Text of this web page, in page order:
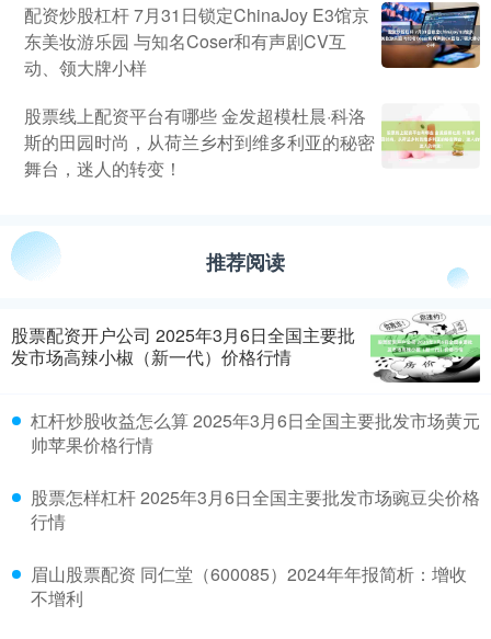
配资炒股杠杆 7月31日锁定ChinaJoy E3馆京
东美妆游乐园 与知名Coser和有声剧CV互
动、领大牌小样
股票线上配资平台有哪些 金发超模杜晨·科洛
斯的田园时尚，从荷兰乡村到维多利亚的秘密
舞台，迷人的转变！
推荐阅读
股票配资开户公司 2025年3月6日全国主要批
发市场高辣小椒（新一代）价格行情
杠杆炒股收益怎么算 2025年3月6日全国主要批发市场黄元
帅苹果价格行情
股票怎样杠杆 2025年3月6日全国主要批发市场豌豆尖价格
行情
眉山股票配资 同仁堂（600085）2024年年报简析：增收
不增利